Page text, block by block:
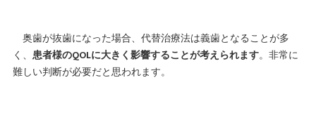
奥歯が抜歯になった場合、代替治療法は義歯となることが多
く、 患者様のQOLに大きく影響することが考えられます。非常に
難しい判断が必要だと思われます。